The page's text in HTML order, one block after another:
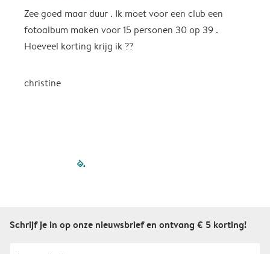
Zee goed maar duur . Ik moet voor een club een
fotoalbum maken voor 15 personen 30 op 39 .
Hoeveel korting krijg ik ??
christine
filled-pagination
Schrijf je in op onze nieuwsbrief en ontvang € 5 korting!